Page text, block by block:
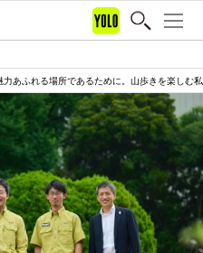
あふれる場所であるために。山歩きを楽しむ